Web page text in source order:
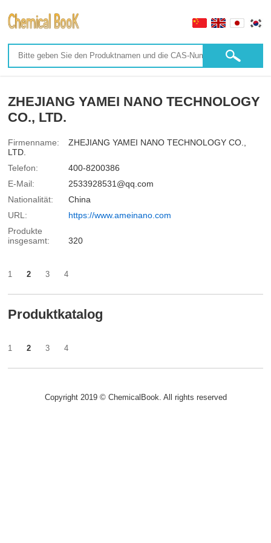
ZHEJIANG YAMEI NANO TECHNOLOGY
CO., LTD.
Firmenname:
ZHEJIANG YAMEI NANO TECHNOLOGY CO.,
LTD.
Telefon:
400-8200386
E-Mail:
2533928531@qq.com
Nationalität:
China
URL:
https://www.ameinano.com
Produkte
insgesamt:
320
1 2 3 4
Produktkatalog
1 2 3 4
Copyright 2019 © ChemicalBook. All rights reserved